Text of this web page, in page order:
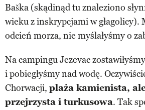
Baška (skądinąd tu znaleziono
wieku z inskrypcjami w głagolicy).
odcień morza, nie myślałyśmy o
Na campingu Jezevac
i pobiegłyśmy nad wodę.
Chorwacji, plaża kamienista,
przejrzysta i turkusowa. Tak